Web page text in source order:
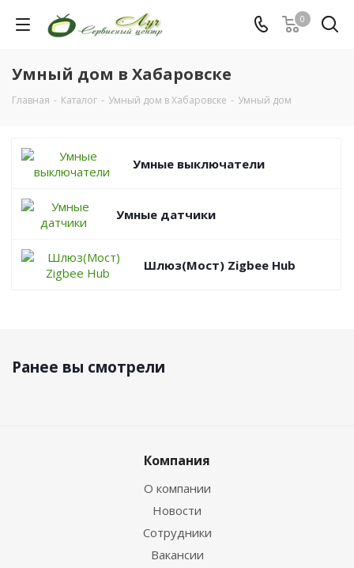
0
Умный дом в Хабаровске
Главная - Каталог - Умный дом в Хабаровске - Умный дом
Умные выключатели
Умные датчики
Шлюз(Мост) Zigbee Hub
Ранее вы смотрели
Компания
О компании
Новости
Сотрудники
Вакансии